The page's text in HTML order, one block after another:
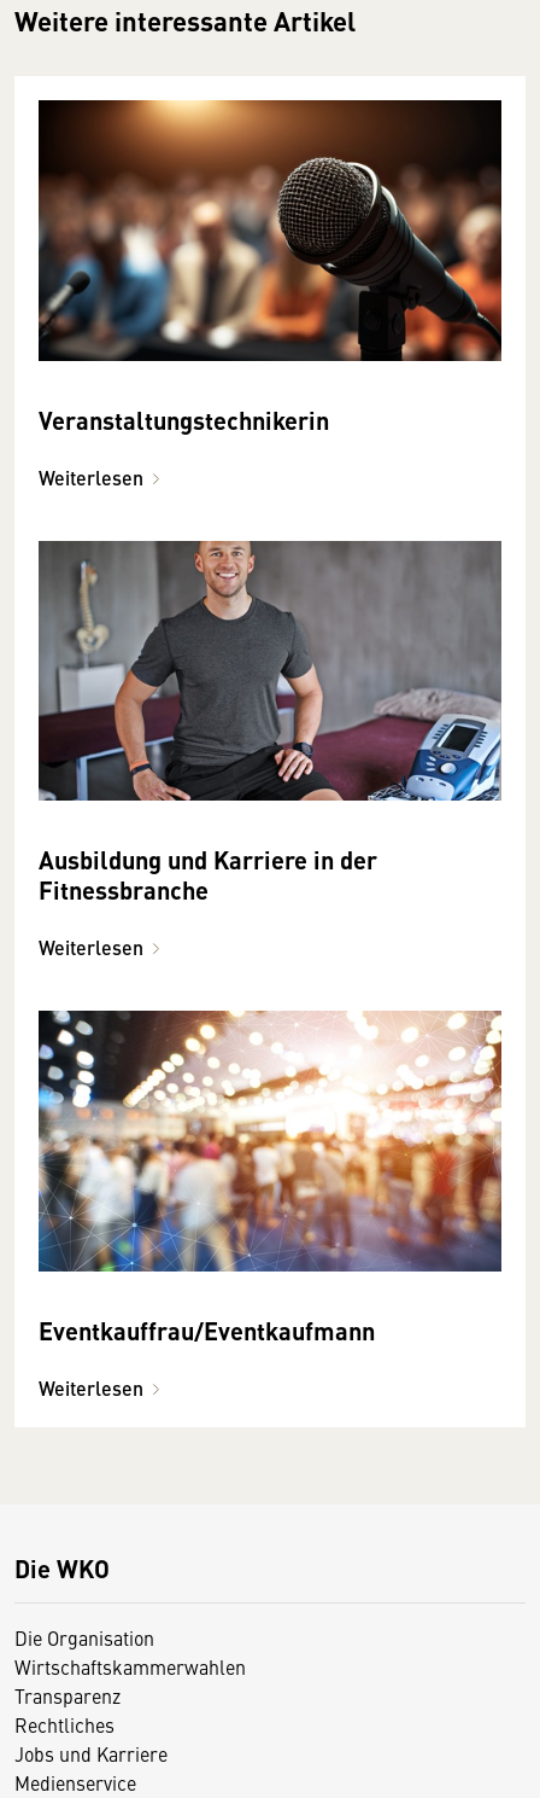
Weitere interessante Artikel
Veranstaltungstechnikerin
Weiterlesen
Ausbildung und Karriere in der
Fitnessbranche
Weiterlesen
Eventkauffrau/­Eventkauf­mann
Weiterlesen
Die WKO
Die Organisation
Wirtschaftskammerwahlen
Transparenz
Rechtliches
Jobs und Karriere
Medienservice